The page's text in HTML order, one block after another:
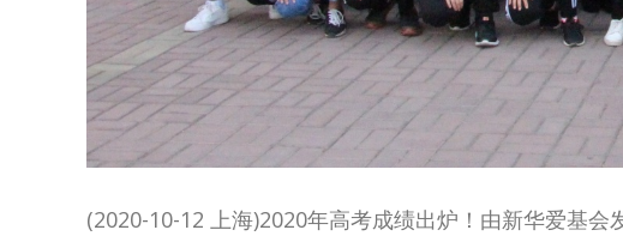
(2020-10-12 上海)2020年高考成绩出炉！由新华爱基